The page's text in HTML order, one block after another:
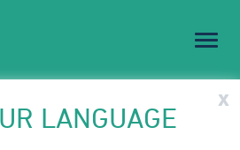
Toggle
LANGUAGE
x